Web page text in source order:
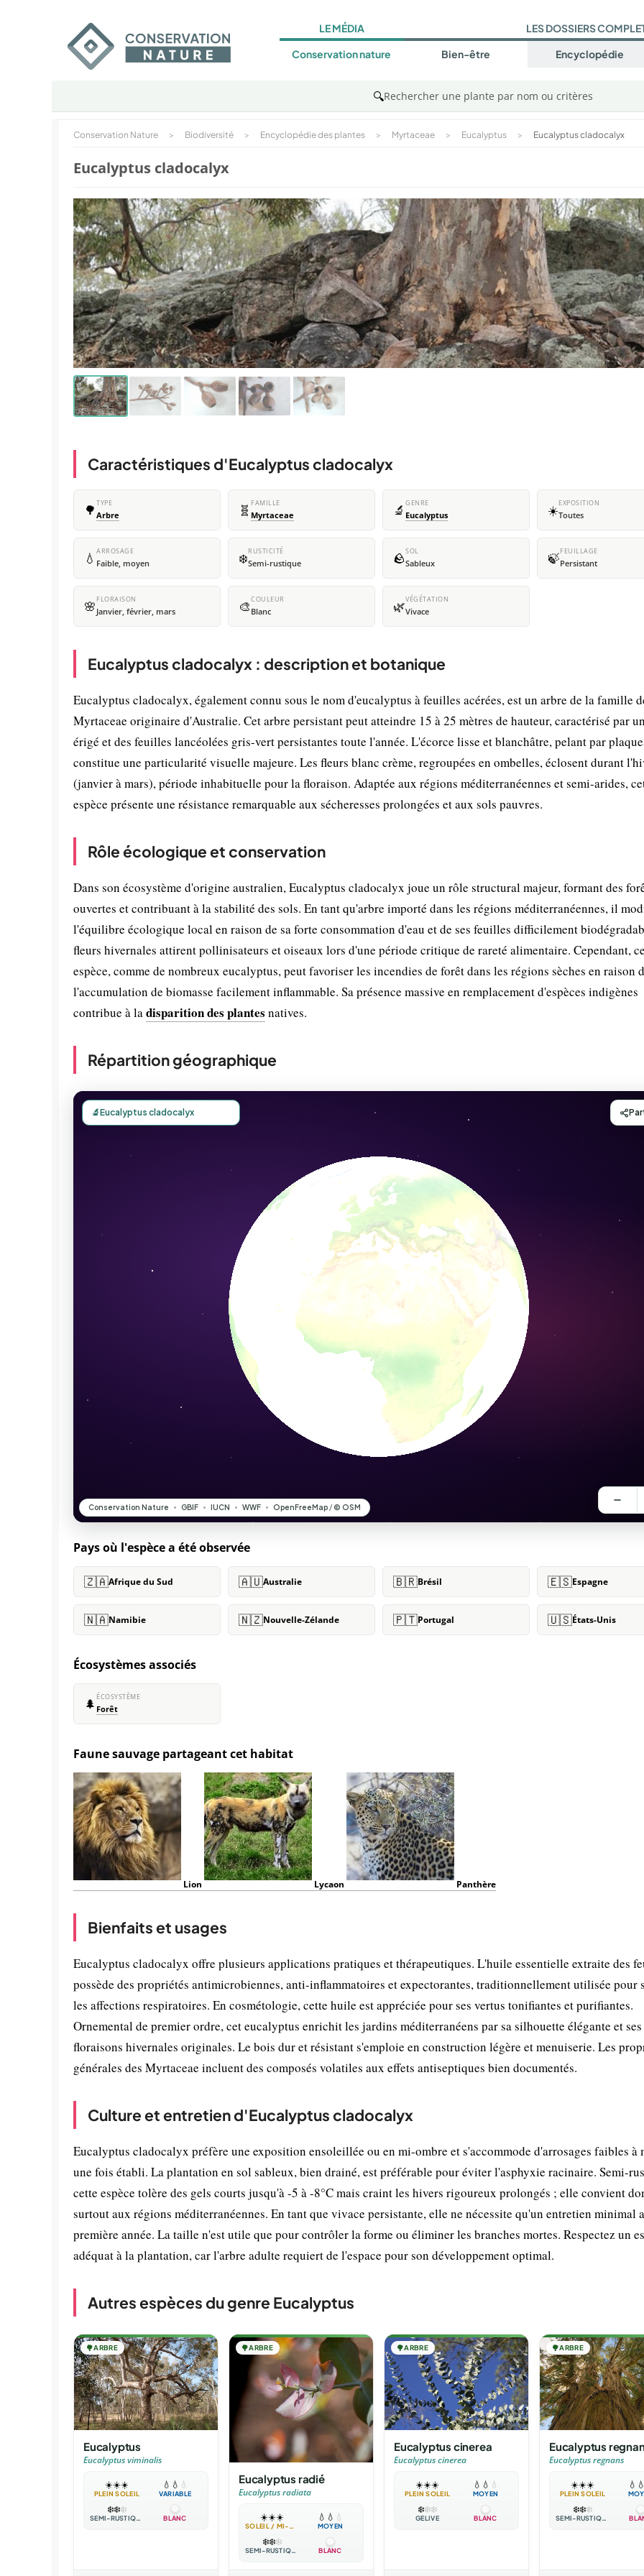
LE MÉDIA
Conservation nature
LES DOSSIERS
Bien-être Encyclopédie
🔍Rechercher une plante par nom ou critères
Conservation Nature > Biodiversité > Encyclopédie des plantes > Myrtaceae > Eucalyptus > Eucalyptus cladocalyx
Eucalyptus cladocalyx
Caractéristiques d'Eucalyptus cladocalyx
🌳 TYPE
Arbre 🧬 FAMILLE
Myrtaceae 🔬 GENRE
Eucalyptus ☀️EXPOSITION
Toutes
💧 ARROSAGE
Faible, moyen ❄️RUSTICITÉ
Semi-rustique 🪨SOL
Sableux 🍃FEUILLAGE
Persistant
🌸 FLORAISON
Janvier, février, mars 🎨COULEUR
Blanc 🌿VÉGÉTATION
Vivace
Eucalyptus cladocalyx : description et botanique
Eucalyptus cladocalyx, également connu sous le nom d'eucalyptus à feuilles acérées, est un arbre de la famille
Myrtaceae originaire d'Australie. Cet arbre persistant peut atteindre 15 à 25 mètres de hauteur, caractérisé par
érigé et des feuilles lancéolées gris-vert persistantes toute l'année. L'écorce lisse et blanchâtre, pelant par
constitue une particularité visuelle majeure. Les fleurs blanc crème, regroupées en ombelles, éclosent durant
(janvier à mars), période inhabituelle pour la floraison. Adaptée aux régions méditerranéennes et semi-arides,
espèce présente une résistance remarquable aux sécheresses prolongées et aux sols pauvres.
Rôle écologique et conservation
Dans son écosystème d'origine australien, Eucalyptus cladocalyx joue un rôle structural majeur, formant des
ouvertes et contribuant à la stabilité des sols. En tant qu'arbre importé dans les régions méditerranéennes, il
l'équilibre écologique local en raison de sa forte consommation d'eau et de ses feuilles difficilement
fleurs hivernales attirent pollinisateurs et oiseaux lors d'une période critique de rareté alimentaire. Cependant,
espèce, comme de nombreux eucalyptus, peut favoriser les incendies de forêt dans les régions sèches en raison
l'accumulation de biomasse facilement inflammable. Sa présence massive en remplacement d'espèces indigènes
contribue à ladisparition des plantes natives.
Répartition géographique
Pays où l'espèce a été observée
🇿🇦Afrique du Sud 🇦🇺Australie 🇧🇷Brésil 🇪🇸Espagne
🇳🇦Namibie 🇳🇿Nouvelle-Zélande 🇵🇹Portugal 🇺🇸États-Unis
Écosystèmes associés
🌲 ÉCOSYSTÈME
Forêt
Faune sauvage partageant cet habitat
Lion Lycaon Panthère
Bienfaits et usages
Eucalyptus cladocalyx offre plusieurs applications pratiques et thérapeutiques. L'huile essentielle extraite des
possède des propriétés antimicrobiennes, anti-inflammatoires et expectorantes, traditionnellement utilisée pour
les affections respiratoires. En cosmétologie, cette huile est appréciée pour ses vertus tonifiantes et purifiantes.
Ornemental de premier ordre, cet eucalyptus enrichit les jardins méditerranéens par sa silhouette élégante et ses
floraisons hivernales originales. Le bois dur et résistant s'emploie en construction légère et menuiserie. Les
générales des Myrtaceae incluent des composés volatiles aux effets antiseptiques bien documentés.
Culture et entretien d'Eucalyptus cladocalyx
Eucalyptus cladocalyx préfère une exposition ensoleillée ou en mi-ombre et s'accommode d'arrosages faibles à
une fois établi. La plantation en sol sableux, bien drainé, est préférable pour éviter l'asphyxie racinaire. Semi-
cette espèce tolère des gels courts jusqu'à -5 à -8°C mais craint les hivers rigoureux prolongés ; elle convient
surtout aux régions méditerranéennes. En tant que vivace persistante, elle ne nécessite qu'un entretien minimal
première année. La taille n'est utile que pour contrôler la forme ou éliminer les branches mortes. Respectez un
adéquat à la plantation, car l'arbre adulte requiert de l'espace pour son développement optimal.
Autres espèces du genre Eucalyptus
🌳ARBRE
Eucalyptus
Eucalyptus viminalis
☀️☀️☀️
PLEIN SOLEIL
💧 💧 💧
VARIABLE
❄️❄️❄️
SEMI-RUSTIQUE BLANC
🌳ARBRE
Eucalyptus radié
Eucalyptus radiata
☀️☀️☀️
SOLEIL / MI-OMBRE
💧 💧 💧
MOYEN
❄️❄️❄️
SEMI-RUSTIQUE BLANC
🌳ARBRE
Eucalyptus cinerea
Eucalyptus cinerea
☀️☀️☀️
PLEIN SOLEIL
💧 💧 💧
MOYEN
❄️❄️❄️
GÉLIVE BLANC
🌳ARBRE
Eucalyptus
Eucalyptus regnans
☀️☀️☀️
PLEIN SOLEIL
💧
❄️❄️❄️
SEMI-RUSTIQUE